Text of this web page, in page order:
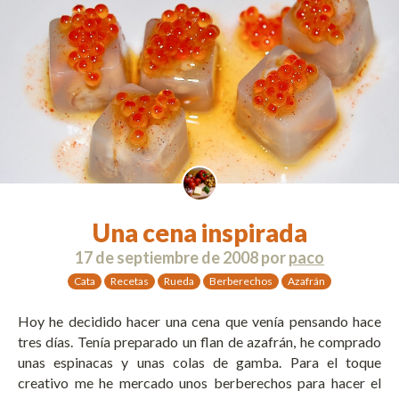
Una cena inspirada
17 de septiembre de 2008porpaco
Cata Recetas Rueda Berberechos Azafrán
Hoy he decidido hacer una cena que venía pensando hace
tres días. Tenía preparado un flan de azafrán, he comprado
unas espinacas y unas colas de gamba. Para el toque
creativo me he mercado unos berberechos para hacer el